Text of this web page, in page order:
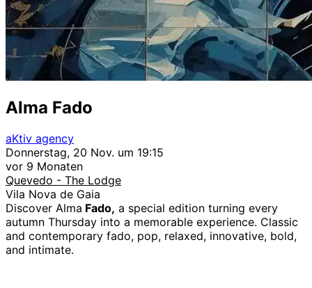
Alma Fado
aKtiv agency
Donnerstag, 20 Nov. um 19:15
vor 9 Monaten
Quevedo - The Lodge
Vila Nova de Gaia
Discover Alma Fado, a special edition turning every
autumn Thursday into a memorable experience. Classic
and contemporary fado, pop, relaxed, innovative, bold,
and intimate.